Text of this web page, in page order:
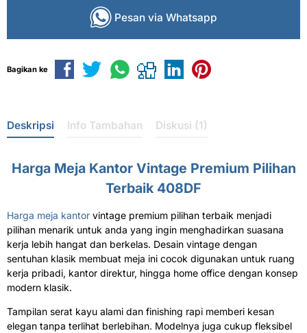
Pesan via Whatsapp
Bagikan ke
Deskripsi Info Tambahan Diskusi (1)
Harga Meja Kantor Vintage Premium Pilihan
Terbaik 408DF
Harga meja kantor vintage premium pilihan terbaik menjadi
pilihan menarik untuk anda yang ingin menghadirkan suasana
kerja lebih hangat dan berkelas. Desain vintage dengan
sentuhan klasik membuat meja ini cocok digunakan untuk ruang
kerja pribadi, kantor direktur, hingga home office dengan konsep
modern klasik.
Tampilan serat kayu alami dan finishing rapi memberi kesan
elegan tanpa terlihat berlebihan. Modelnya juga cukup fleksibel